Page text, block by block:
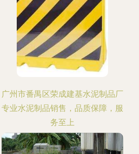
广州市番禺区荣成建基水泥制品厂
专业水泥制品销售，品质保障，服
务至上